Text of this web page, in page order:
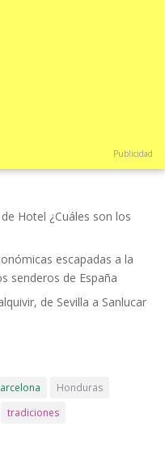
Publicidad
Hotel ¿Cuáles son los
escapadas a la
senderos de España
de Sevilla a Sanlucar
Honduras
tradiciones